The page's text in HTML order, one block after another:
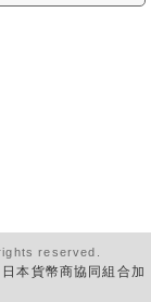
reserved.
本貨幣商協同組合加